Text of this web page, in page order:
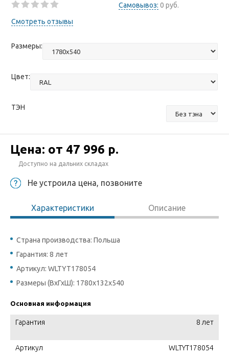
Самовывоз: 0 руб.
Смотреть отзывы
Размеры:
Цвет:
ТЭН
Цена: от 47 996 р.
Доступно на дальних складах
Не устроила цена, позвоните
Характеристики Описание
Страна производства: Польша
Гарантия: 8 лет
Артикул: WLTYT178054
Размеры (ВхГхШ): 1780x132x540
Основная информация
Гарантия 8 лет
Артикул WLTYT178054